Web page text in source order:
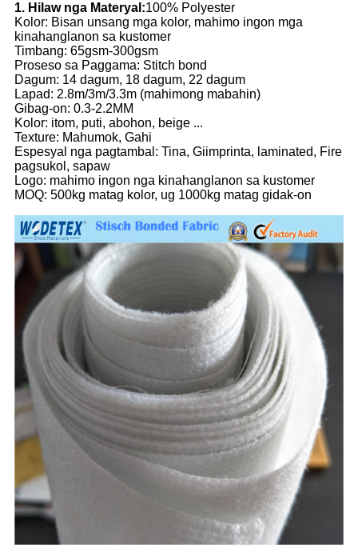
1. Hilaw nga Materyal:100% Polyester
Kolor: Bisan unsang mga kolor, mahimo ingon mga
kinahanglanon sa kustomer
Timbang: 65gsm-300gsm
Proseso sa Paggama: Stitch bond
Dagum: 14 dagum, 18 dagum, 22 dagum
Lapad: 2.8m/3m/3.3m (mahimong mabahin)
Gibag-on: 0.3-2.2MM
Kolor: itom, puti, abohon, beige ...
Texture: Mahumok, Gahi
Espesyal nga pagtambal: Tina, Giimprinta, laminated, Fire
pagsukol, sapaw
Logo: mahimo ingon nga kinahanglanon sa kustomer
MOQ: 500kg matag kolor, ug 1000kg matag gidak-on